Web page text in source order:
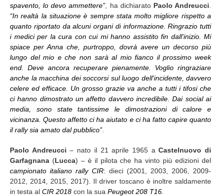
spavento, lo devo ammettere” , ha dichiarato Paolo Andreucci
“In realtà la situazione è sempre stata molto migliore rispetto a
quanto riportato da alcuni organi di informazione. Ringrazio tutti
i medici per la cura con cui mi hanno assistito fin dall'inizio. Mi
spiace per Anna che, purtroppo, dovrà avere un decorso più
lungo del mio e che non sarà al mio fianco il prossimo week
end. Deve ancora recuperare pienamente. Voglio ringraziare
anche la macchina dei soccorsi sul luogo dell'incidente, davvero
celere ed efficace. Un grosso grazie va anche a tutti i tifosi che
ci hanno dimostrato un affetto davvero incredibile. Dai social ai
media, sono state tantissime le dimostrazioni di calore e
vicinanza. Questo affetto ci ha aiutato e ci ha fatto capire quanto
il rally sia amato dal pubblico”
Paolo Andreucci – nato il 21 aprile 1965 aCastelnuovo di
Garfagnana (Lucca) – è il pilota che ha vinto più edizioni del
campionato italiano rally CIR: dieci (2001, 2003, 2006, 2009-
2012, 2014, 2015, 2017). Il driver toscano è inoltre saldamente
in testa al CIR 2018 con la sua Peugeot 208 T16